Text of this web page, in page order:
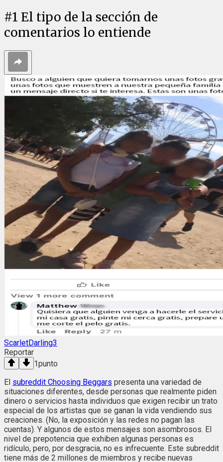
#1 El tipo de la sección de
comentarios lo entiende
ScarletDarling3
Reportar
1punto
El subreddit Choosing Beggars presenta una variedad de
situaciones diferentes, desde personas que realmente piden
dinero o servicios hasta individuos que exigen recibir un trato
especial de los artistas que se ganan la vida vendiendo sus
creaciones. (No, la exposición y las redes no pagan las
cuentas). Y algunos de estos mensajes son asombrosos. El
nivel de prepotencia que exhiben algunas personas es
ridículo, pero, por desgracia, no es infrecuente. Este subreddit
tiene más de 2 millones de miembros y recibe nuevas